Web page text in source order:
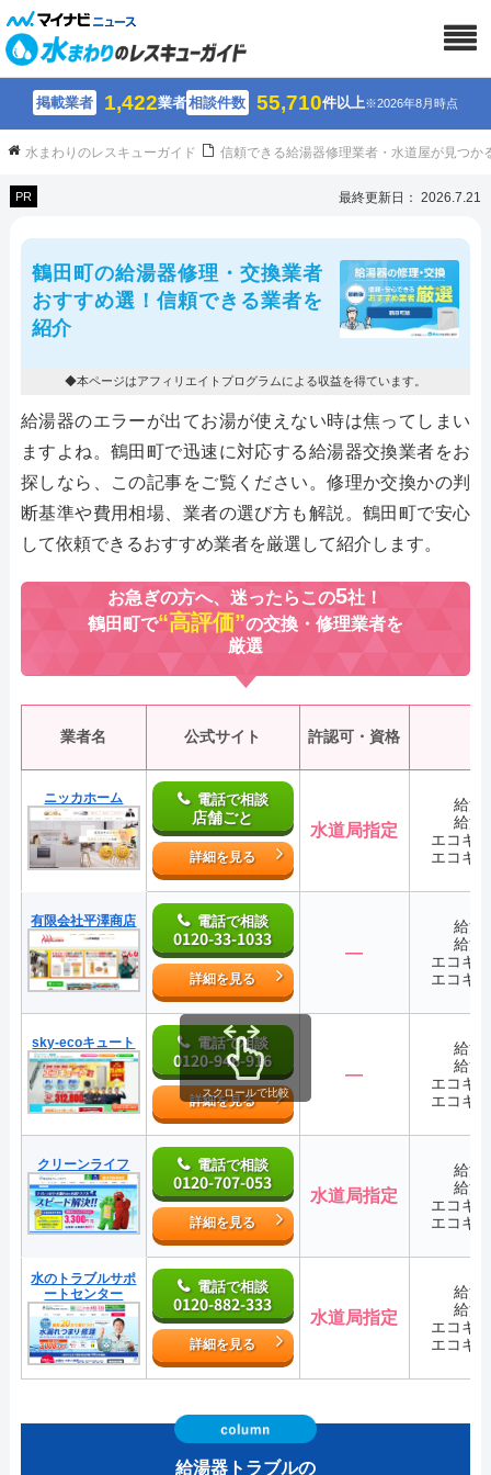
掲載業者 1,422業者相談件数 55,710件以上※2026年8月時点
水まわりのレスキューガイド 信頼できる給湯器修理業者・水道屋が見つか
PR 最終更新日： 2026.7.21
鶴田町の給湯器修理・交換業者
おすすめ選！信頼できる業者を
紹介
◆本ページはアフィリエイトプログラムによる収益を得ています。
給湯器のエラーが出てお湯が使えない時は焦ってしまい
ますよね。鶴田町で迅速に対応する給湯器交換業者をお
探しなら、この記事をご覧ください。修理か交換かの判
断基準や費用相場、業者の選び方も解説。鶴田町で安心
して依頼できるおすすめ業者を厳選して紹介します。
お急ぎの方へ、迷ったらこの5社！
鶴田町で“高評価”の交換・修理業者を
厳選
業者名 公式サイト 許認可・資格
ニッカホーム 電話で相談
店舗ごと
詳細を見る
水道局指定
給湯
給湯
エコキ
エコキ
有限会社平澤商店 電話で相談
0120-33-1033
詳細を見る
―
給湯
給湯
エコキ
エコキ
sky-ecoキュート 電話で相談
0120-946-916
詳細を見る
―
給湯
給湯
エコキ
エコキ
クリーンライフ 電話で相談
0120-707-053
詳細を見る
水道局指定
給湯
給湯
エコキ
エコキ
水のトラブルサポ
ートセンター
電話で相談
0120-882-333
詳細を見る
水道局指定
給湯
給湯
エコキ
エコキ
スクロールで比較
給湯器トラブルの